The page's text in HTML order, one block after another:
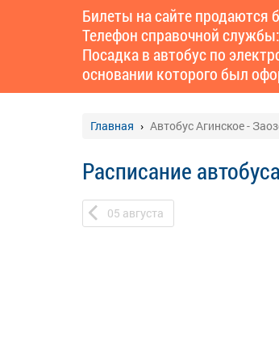
Билеты на сайте продаются
Телефон справочной
Посадка в автобус по
основании которого был
Главная Автобус Агинское -
Расписание
05 августа